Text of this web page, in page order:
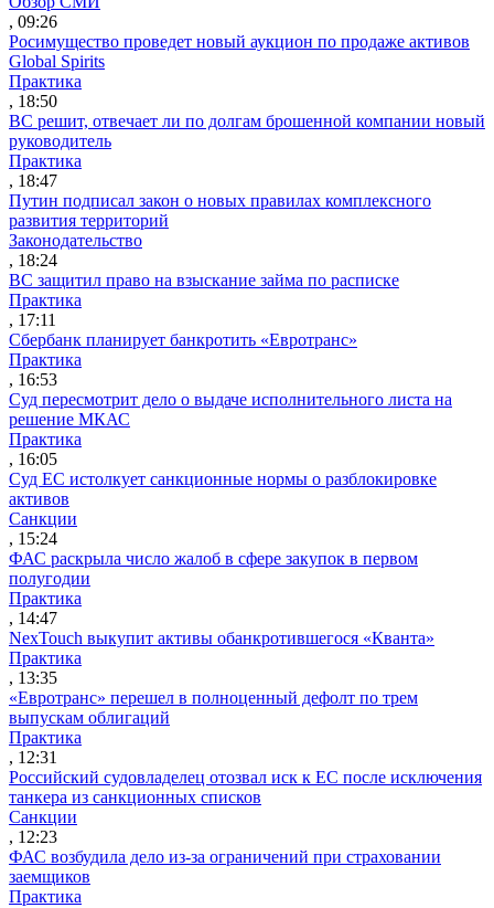
, 09:26
Росимущество проведет новый аукцион по продаже активов
Global Spirits
Практика
, 18:50
ВС решит, отвечает ли по долгам брошенной компании новый
руководитель
Практика
, 18:47
Путин подписал закон о новых правилах комплексного
развития территорий
Законодательство
, 18:24
ВС защитил право на взыскание займа по расписке
Практика
, 17:11
Сбербанк планирует банкротить «Евротранс»
Практика
, 16:53
Суд пересмотрит дело о выдаче исполнительного листа на
решение МКАС
Практика
, 16:05
Суд ЕС истолкует санкционные нормы о разблокировке
активов
Санкции
, 15:24
ФАС раскрыла число жалоб в сфере закупок в первом
полугодии
Практика
, 14:47
NexTouch выкупит активы обанкротившегося «Кванта»
Практика
, 13:35
«Евротранс» перешел в полноценный дефолт по трем
выпускам облигаций
Практика
, 12:31
Российский судовладелец отозвал иск к ЕС после исключения
танкера из санкционных списков
Санкции
, 12:23
ФАС возбудила дело из-за ограничений при страховании
заемщиков
Практика